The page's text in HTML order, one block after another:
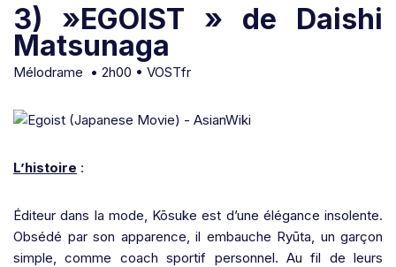
3) »EGOIST » de Daishi
Matsunaga
Mélodrame • 2h00 • VOSTfr
L’histoire :
Éditeur dans la mode, Kōsuke est d’une élégance insolente.
Obsédé par son apparence, il embauche Ryūta, un garçon
simple, comme coach sportif personnel. Au fil de leurs